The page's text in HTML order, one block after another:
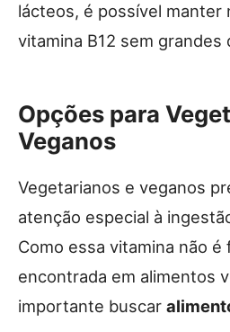
lácteos, é possível manter
vitamina B12 sem grandes
Opções para
Veganos
Vegetarianos e veganos
atenção especial à
Como essa vitamina não é
encontrada em alimentos
importante buscar